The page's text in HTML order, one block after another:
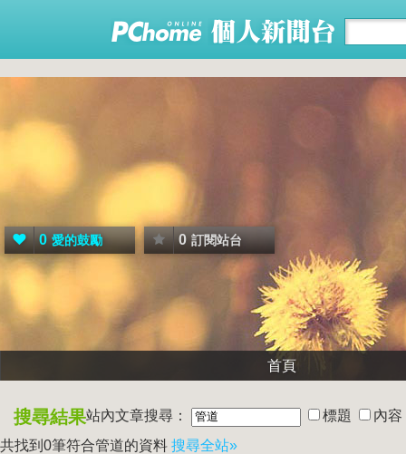
0 愛的鼓勵 0 訂閱站台
首頁
搜尋結果站內文章搜尋： 標題
內容
共找到0筆符合管道的資料 搜尋全站»